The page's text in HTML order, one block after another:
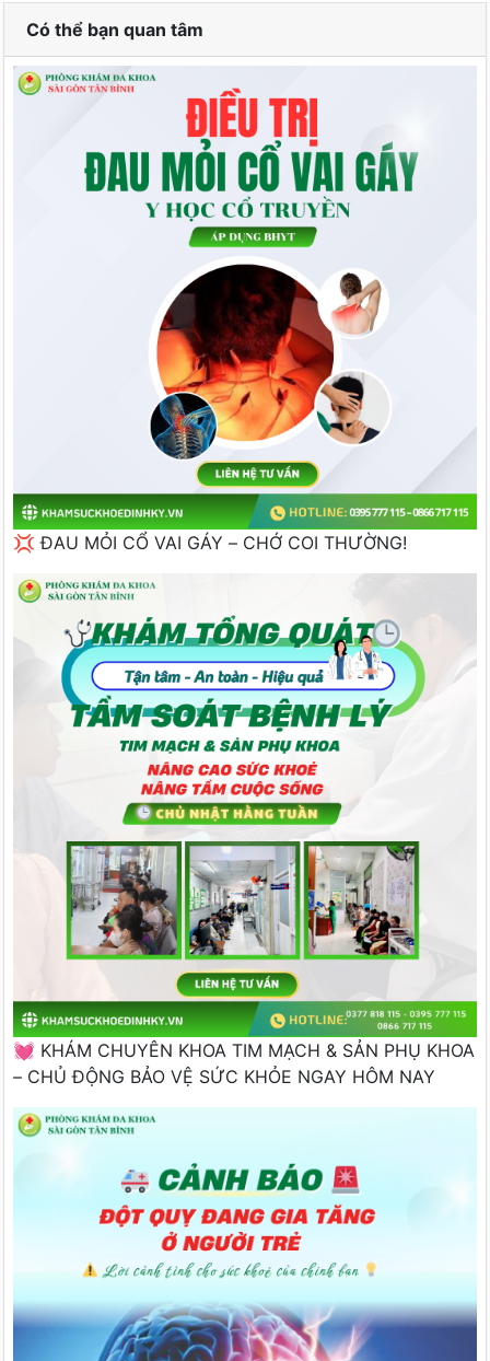
Có thể bạn quan tâm
💢 ĐAU MỎI CỔ VAI GÁY – CHỚ COI THƯỜNG!
💓 KHÁM CHUYÊN KHOA TIM MẠCH & SẢN PHỤ KHOA
– CHỦ ĐỘNG BẢO VỆ SỨC KHỎE NGAY HÔM NAY